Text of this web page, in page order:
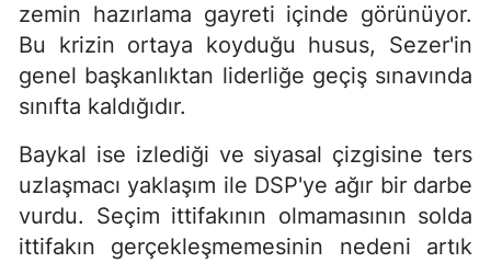
zemin hazırlama gayreti içinde görünüyor.
Bu krizin ortaya koyduğu husus, Sezer'in
genel başkanlıktan liderliğe geçiş sınavında
sınıfta kaldığıdır.
Baykal ise izlediği ve siyasal çizgisine ters
uzlaşmacı yaklaşım ile DSP'ye ağır bir darbe
vurdu. Seçim ittifakının olmamasının solda
ittifakın gerçekleşmemesinin nedeni artık